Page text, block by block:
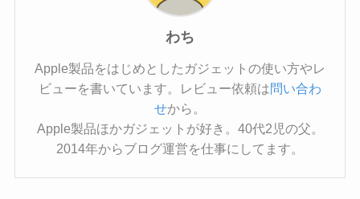
わち
Apple製品をはじめとしたガジェットの使い方やレ
ビューを書いています。レビュー依頼は問い合わ
せから。
Apple製品ほかガジェットが好き。40代2児の父。
2014年からブログ運営を仕事にしてます。